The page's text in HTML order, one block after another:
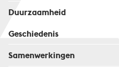
Duurzaamheid
Geschiedenis
Samenwerkingen